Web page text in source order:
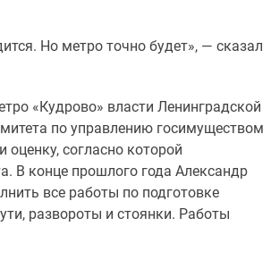
Но метро точно будет», — сказал
«Кудрово» власти Ленинградской
по управлению госимуществом
согласно которой
В конце прошлого года Александр
все работы по подготовке
развороты и стоянки. Работы